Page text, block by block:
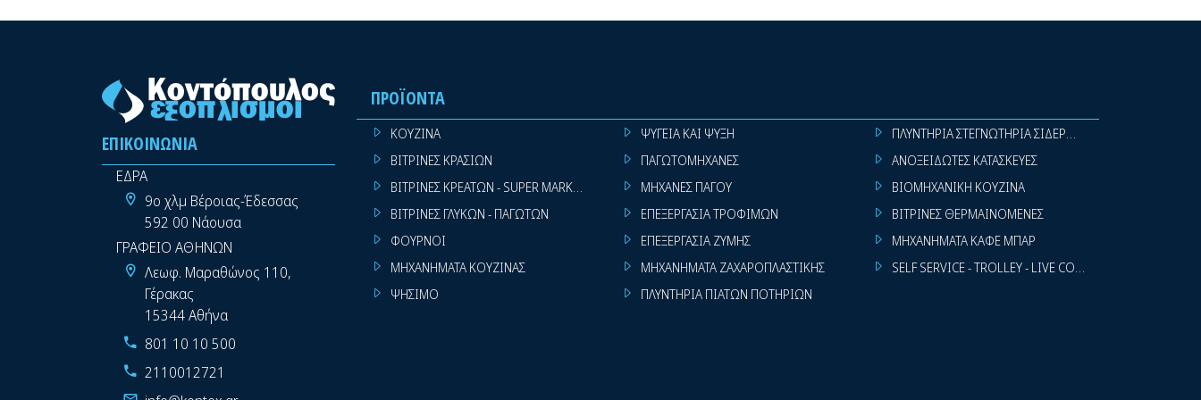
ΕΠΙΚΟΙΝΩΝΊΑ
ΕΔΡΑ
9ο χλμ Βέροιας-Έδεσσας
592 00 Νάουσα
ΓΡΑΦΕΙΟ ΑΘΗΝΩΝ
Λεωφ. Μαραθώνος 110,
Γέρακας
15344 Αθήνα
801 10 10 500
2110012721
ΠΡΟΪΌΝΤΑ
ΚΟΥΖΙΝΑ
ΒΙΤΡΙΝΕΣ ΚΡΑΣΙΩΝ
ΒΙΤΡΙΝΕΣ ΚΡΕΑΤΩΝ - SUPER MARKET
ΒΙΤΡΙΝΕΣ ΓΛΥΚΩΝ - ΠΑΓΩΤΩΝ
ΦΟΥΡΝΟΙ
ΜΗΧΑΝΗΜΑΤΑ ΚΟΥΖΙΝΑΣ
ΨΗΣΙΜΟ
ΨΥΓΕΙΑ ΚΑΙ ΨΥΞΗ
ΠΑΓΩΤΟΜΗΧΑΝΕΣ
ΜΗΧΑΝΕΣ ΠΑΓΟΥ
ΕΠΕΞΕΡΓΑΣΙΑ ΤΡΟΦΙΜΩΝ
ΕΠΕΞΕΡΓΑΣΙΑ ΖΥΜΗΣ
ΜΗΧΑΝΗΜΑΤΑ ΖΑΧΑΡΟΠΛΑΣΤΙΚΗΣ
ΠΛΥΝΤΗΡΙΑ ΠΙΑΤΩΝ ΠΟΤΗΡΙΩΝ
ΠΛΥΝΤΗΡΙΑ ΣΤΕΓΝΩΤΗΡΙΑ ΣΙΔΕΡΩΤΗΡΙΑ ΡΟΥΧΩΝ
ΑΝΟΞΕΙΔΩΤΕΣ ΚΑΤΑΣΚΕΥΕΣ
ΒΙΟΜΗΧΑΝΙΚΗ ΚΟΥΖΙΝΑ
ΒΙΤΡΙΝΕΣ ΘΕΡΜΑΙΝΟΜΕΝΕΣ
ΜΗΧΑΝΗΜΑΤΑ ΚΑΦΕ ΜΠΑΡ
SELF SERVICE - TROLLEY - LIVE COOKING